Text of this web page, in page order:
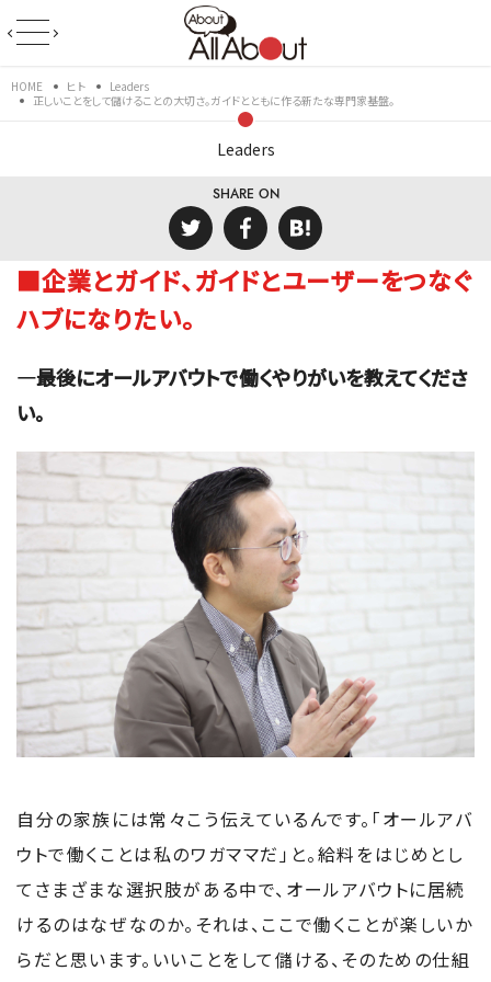
HOME ヒト
Leaders
正しいことをして儲けることの大切さ。ガイドとともに作る新たな専門家基盤。
Leaders
SHARE ON
■企業とガイド、ガイドとユーザーをつなぐ
ハブになりたい。
―最後にオールアバウトで働くやりがいを教えてくださ
い。
自分の家族には常々こう伝えているんです。「オールアバ
ウトで働くことは私のワガママだ」と。給料をはじめとし
てさまざまな選択肢がある中で、オールアバウトに居続
けるのはなぜなのか。それは、ここで働くことが楽しいか
らだと思います。いいことをして儲ける、そのための仕組